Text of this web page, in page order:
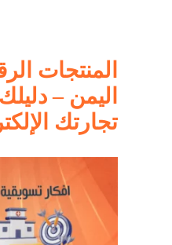
المنتجات
اليمن –
تجارتك